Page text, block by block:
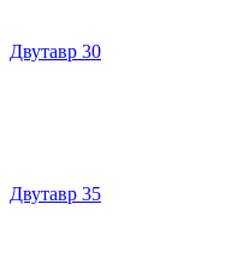
Двутавр 30
Двутавр 35